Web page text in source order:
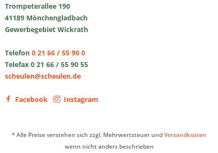
Trompeterallee 190
41189 Mönchengladbach
Gewerbegebiet Wickrath
Telefon 0 21 66 / 55 90 0
Telefax 0 21 66 / 55 90 55
scheulen@scheulen.de
Facebook Instagram
* Alle Preise verstehen sich zzgl. Mehrwertsteuer undVersandkosten
wenn nicht anders beschrieben